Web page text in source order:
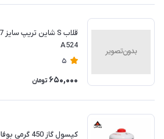
A524
5
650,000 تومان
کپسول گاز 450 گرمی بوفالو